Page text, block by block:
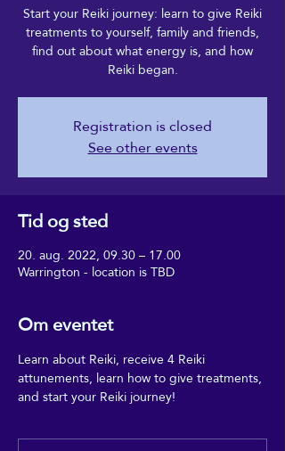
Start your Reiki journey: learn to give Reiki
treatments to yourself, family and friends,
find out about what energy is, and how
Reiki began.
Registration is closed
See other events
Tid og sted
20. aug. 2022, 09.30 – 17.00
Warrington - location is TBD
Om eventet
Learn about Reiki, receive 4 Reiki
attunements, learn how to give treatments,
and start your Reiki journey!